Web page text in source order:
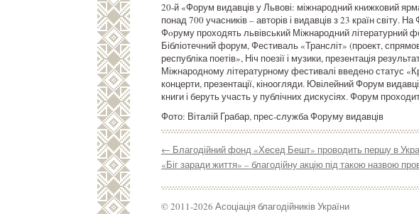
20-й «Форум видавців у Львові: міжнародний книжковий
понад 700 учасників – авторів і видавців з 23 країн світу.
Фoруму проходять львівський Міжнародний літературний
Бібліотечний форум, Фестиваль «Трансліт» (проект,
республіка поетів», Ніч поезії і музики, презентація
Міжнародному літературному фестивалі введено статус
концерти, презентації, кіноогляди. Ювілейний Форум
книги і беруть участь у публічних дискусіях. Форум
Фото: Віталій Грабар, прес-служба Форуму видавців
← Благодійний фонд «Хесед Бешт» проводить першу в
«Біг заради життя» – благодійну акцію під такою назвою
© 2011-2026 Асоціація благодійників України